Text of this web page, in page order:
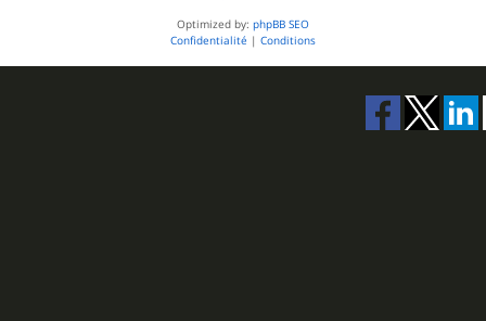
Optimized by: phpBB SEO
Confidentialité | Conditions